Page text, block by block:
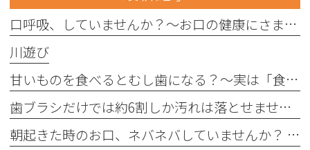
口呼吸、していませんか？〜お口の健康にさまざまな影響を与えることがあります〜
川遊び
甘いものを食べるとむし歯になる？〜実は「食べる回数」がポイントです〜
歯ブラシだけでは約6割しか汚れは落とせません〜フロスや歯間ブラシが大切な理由〜
朝起きた時のお口、ネバネバしていませんか？ 〜実は細菌が増えているサインかもしれません〜